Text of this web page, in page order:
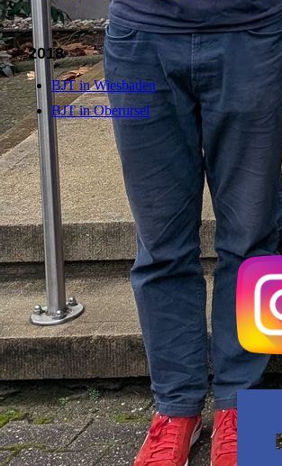
2018
BJT in Wiesbaden
BJT in Oberursel